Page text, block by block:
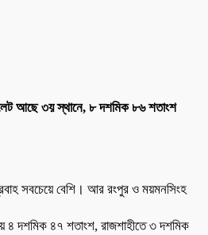
আছে ৩য় স্থানে, ৮ দশমিক ৮৬ শতাংশ
সবচেয়ে বেশি। আর রংপুর ও ময়মনসিংহ
৪ দশমিক ৪৭ শতাংশ, রাজশাহীতে ৩ দশমিক